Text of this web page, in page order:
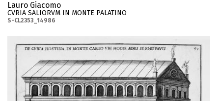
Lauro Giacomo
CVRIA SALIORVM IN MONTE PALATINO
S-CL2353_14986